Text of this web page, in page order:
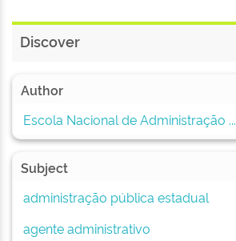
Discover
Author
Escola Nacional de Administração ...
Subject
administração pública estadual
agente administrativo